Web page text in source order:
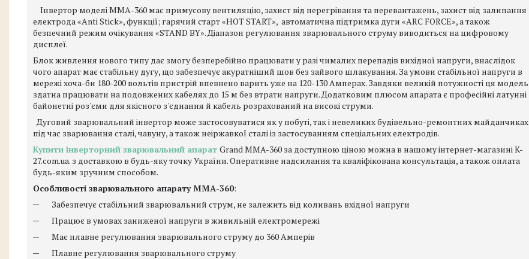
Інвертор моделі ММА-360 має примусову вентиляцію, захист від перегрівання та перевантажень, захист від залипання
електрода «Anti Stick», функції; гарячий старт «HOT START», автоматична підтримка дуги «ARC FORCE», а також
безпечний режим очікування «STAND BY». Діапазон регулювання зварювального струму виводиться на цифровому
дисплеї.
Блок живлення нового типу дає змогу безперебійно працювати у разі чималих перепадів вихідної напруги, внаслідок
чого апарат має стабільну дугу, що забезпечує акуратніший шов без зайвого шлакування. За умови стабільної напруги в
мережі хоча-би 180-200 вольтів пристрій впевнено варить уже на 120-130 Амперах. Завдяки великій потужності ця модель
здатна працювати на подовжених кабелях до 15 м без втрати напруги. Додатковим плюсом апарата є професійні латунні
байонетні роз'єми для якісного з'єднання й кабель розрахований на високі струми.
Дуговий зварювальний інвертор може застосовуватися як у побуті, так і невеликих будівельно-ремонтних майданчиках
під час зварювання сталі, чавуну, а також неіржавкої сталі із застосуванням спеціальних електродів.
Купити інверторний зварювальний апарат Grand MMA-360 за доступною ціною можна в нашому інтернет-магазині K-
27.com.ua. з доставкою в будь-яку точку України. Оперативне надсилання та кваліфікована консультація, а також оплата
будь-яким зручним способом.
Особливості зварювального апарату ММА-360:
─ Забезпечує стабільний зварювальний струм, не залежить від коливань вхідної напруги
─ Працює в умовах заниженої напруги в живильній електромережі
─ Має плавне регулювання зварювального струму до 360 Амперів
─ Плавне регулювання зварювального струму